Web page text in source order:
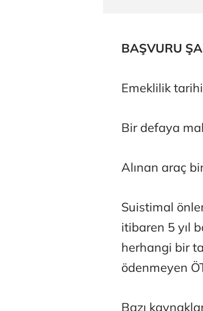
BAŞVURU
Emeklilik
Bir defaya
Alınan araç
Suistimal
itibaren 5 yıl
herhangi bir
ödenmeyen
Bazı